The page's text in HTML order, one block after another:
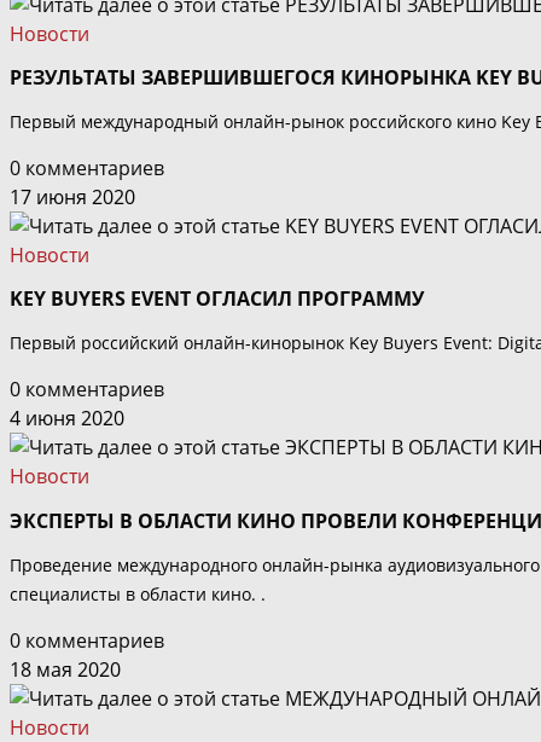
Новости
РЕЗУЛЬТАТЫ ЗАВЕРШИВШЕГОСЯ КИНОРЫНКА KEY
Первый международный онлайн-рынок российского кино Key
0 комментариев
17 июня 2020
Новости
KEY BUYERS EVENT ОГЛАСИЛ ПРОГРАММУ
Первый российский онлайн-кинорынок Key Buyers Event:
0 комментариев
4 июня 2020
Новости
ЭКСПЕРТЫ В ОБЛАСТИ КИНО ПРОВЕЛИ
Проведение международного онлайн-рынка
специалисты в области кино. .
0 комментариев
18 мая 2020
Новости